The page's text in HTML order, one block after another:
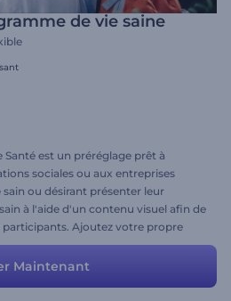
de vie saine
est un préréglage prêt à
sociales ou aux entreprises
ou désirant présenter leur
à l'aide d'un contenu visuel afin de
Ajoutez votre propre
et votre musique, changez le style,
modifications pour obtenir le résultat
Maintenant